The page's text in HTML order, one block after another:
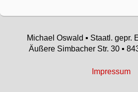
Michael Oswald ▪ Staatl. gepr.
Äußere Simbacher Str. 30 ▪
Impressum